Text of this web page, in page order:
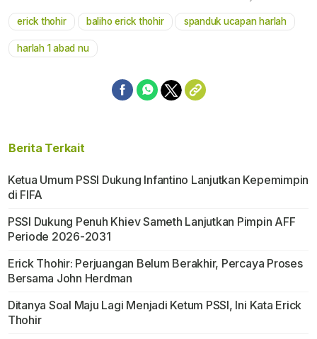
Mute
erick thohir baliho erick thohir spanduk ucapan harlah
harlah 1 abad nu
Berita Terkait
Ketua Umum PSSI Dukung Infantino Lanjutkan Kepemimpin
di FIFA
PSSI Dukung Penuh Khiev Sameth Lanjutkan Pimpin AFF
Periode 2026-2031
Erick Thohir: Perjuangan Belum Berakhir, Percaya Proses
Bersama John Herdman
Ditanya Soal Maju Lagi Menjadi Ketum PSSI, Ini Kata Erick
Thohir